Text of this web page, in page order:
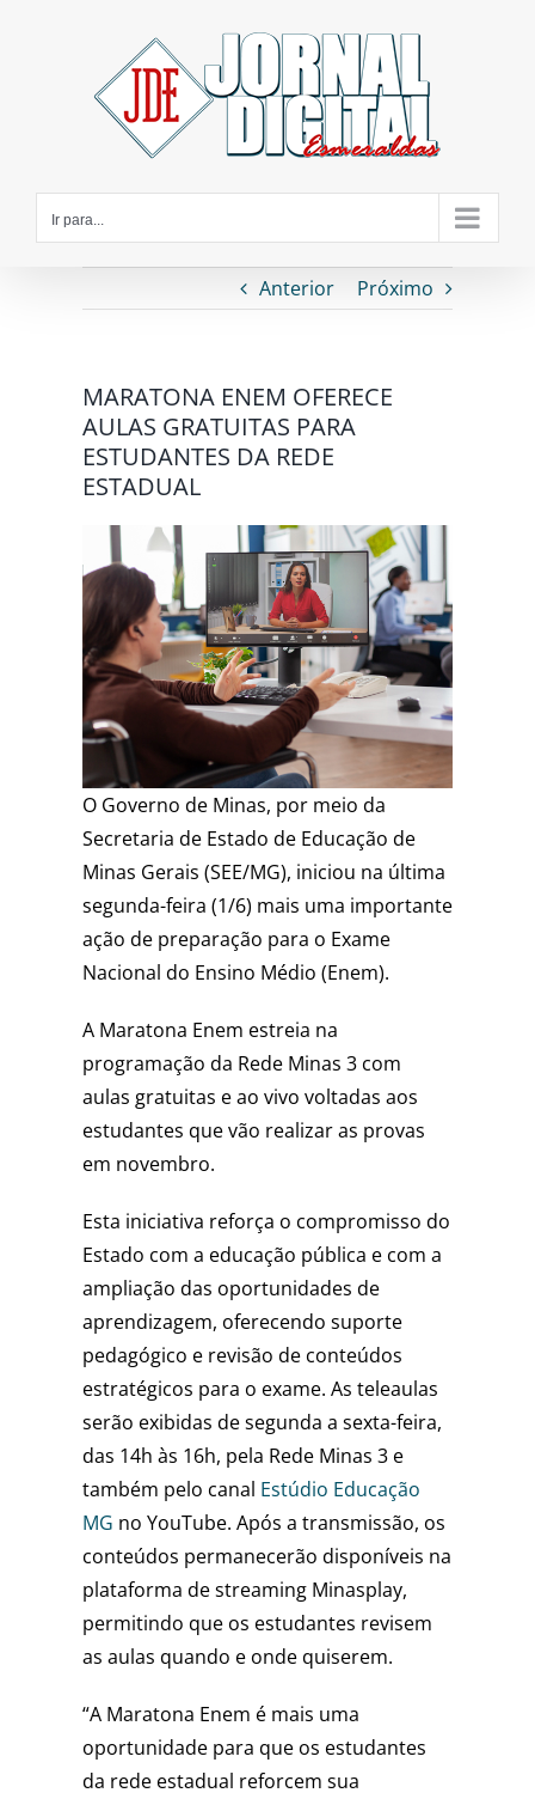
Ir para...
Anterior Próximo
MARATONA ENEM OFERECE
AULAS GRATUITAS PARA
ESTUDANTES DA REDE
ESTADUAL
O Governo de Minas, por meio da
Secretaria de Estado de Educação de
Minas Gerais (SEE/MG), iniciou na última
segunda-feira (1/6) mais uma importante
ação de preparação para o Exame
Nacional do Ensino Médio (Enem).
A Maratona Enem estreia na
programação da Rede Minas 3 com
aulas gratuitas e ao vivo voltadas aos
estudantes que vão realizar as provas
em novembro.
Esta iniciativa reforça o compromisso do
Estado com a educação pública e com a
ampliação das oportunidades de
aprendizagem, oferecendo suporte
pedagógico e revisão de conteúdos
estratégicos para o exame. As teleaulas
serão exibidas de segunda a sexta-feira,
das 14h às 16h, pela Rede Minas 3 e
também pelo canal Estúdio Educação
MG no YouTube. Após a transmissão, os
conteúdos permanecerão disponíveis na
plataforma de streaming Minasplay,
permitindo que os estudantes revisem
as aulas quando e onde quiserem.
“A Maratona Enem é mais uma
oportunidade para que os estudantes
da rede estadual reforcem sua